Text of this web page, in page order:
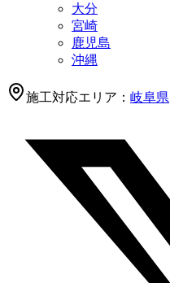
大分
宮崎
鹿児島
沖縄
施工対応エリア： 岐阜県